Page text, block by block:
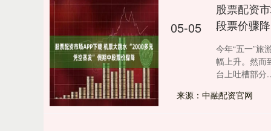
05-05
股票配资
段票价骤降
今年“五一”旅
幅上升。然而
台上吐槽部分
来源：中融配资官网